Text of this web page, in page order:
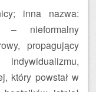
inna nazwa:
– nieformalny
propagujący
który powstał w